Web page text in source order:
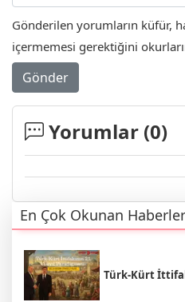
Gönderilen yorumların küfür,
içermemesi gerektiğini
Gönder
Yorumlar (0)
En Çok Okunan Haberler
Türk-Kürt